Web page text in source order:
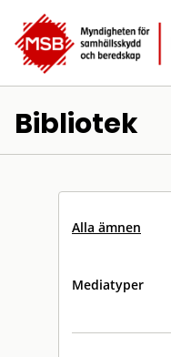
Bibliotek
Alla ämnen
Mediatyper